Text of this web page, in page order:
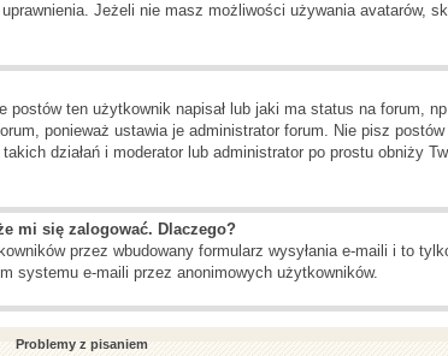
Jeżeli nie masz możliwości używania avatarów,
ten użytkownik napisał lub jaki ma status na forum,
ponieważ ustawia je administrator forum. Nie pisz
działań i moderator lub administrator po prostu obniży
mi się zalogować. Dlaczego?
przez wbudowany formularz wysyłania e-maili i to
systemu e-maili przez anonimowych użytkowników.
Problemy z pisaniem